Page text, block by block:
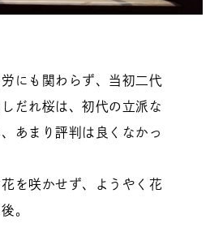
にも関わらず、当初二代
だれ桜は、初代の立派な
あまり評判は良くなかっ
を咲かせず、ようやく花
。